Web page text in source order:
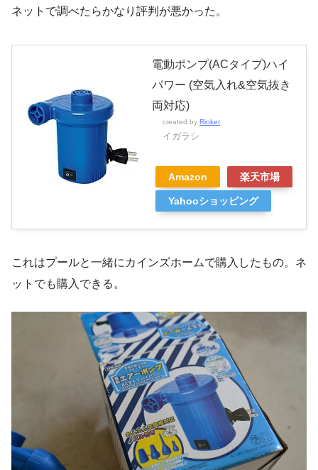
ネットで調べたらかなり評判が悪かった。
電動ポンプ(ACタイプ)ハイ
パワー (空気入れ&空気抜き
両対応)
created by Rinker
イガラシ
Amazon 楽天市場
Yahooショッピング
これはプールと一緒にカインズホームで購入したもの。ネ
ットでも購入できる。